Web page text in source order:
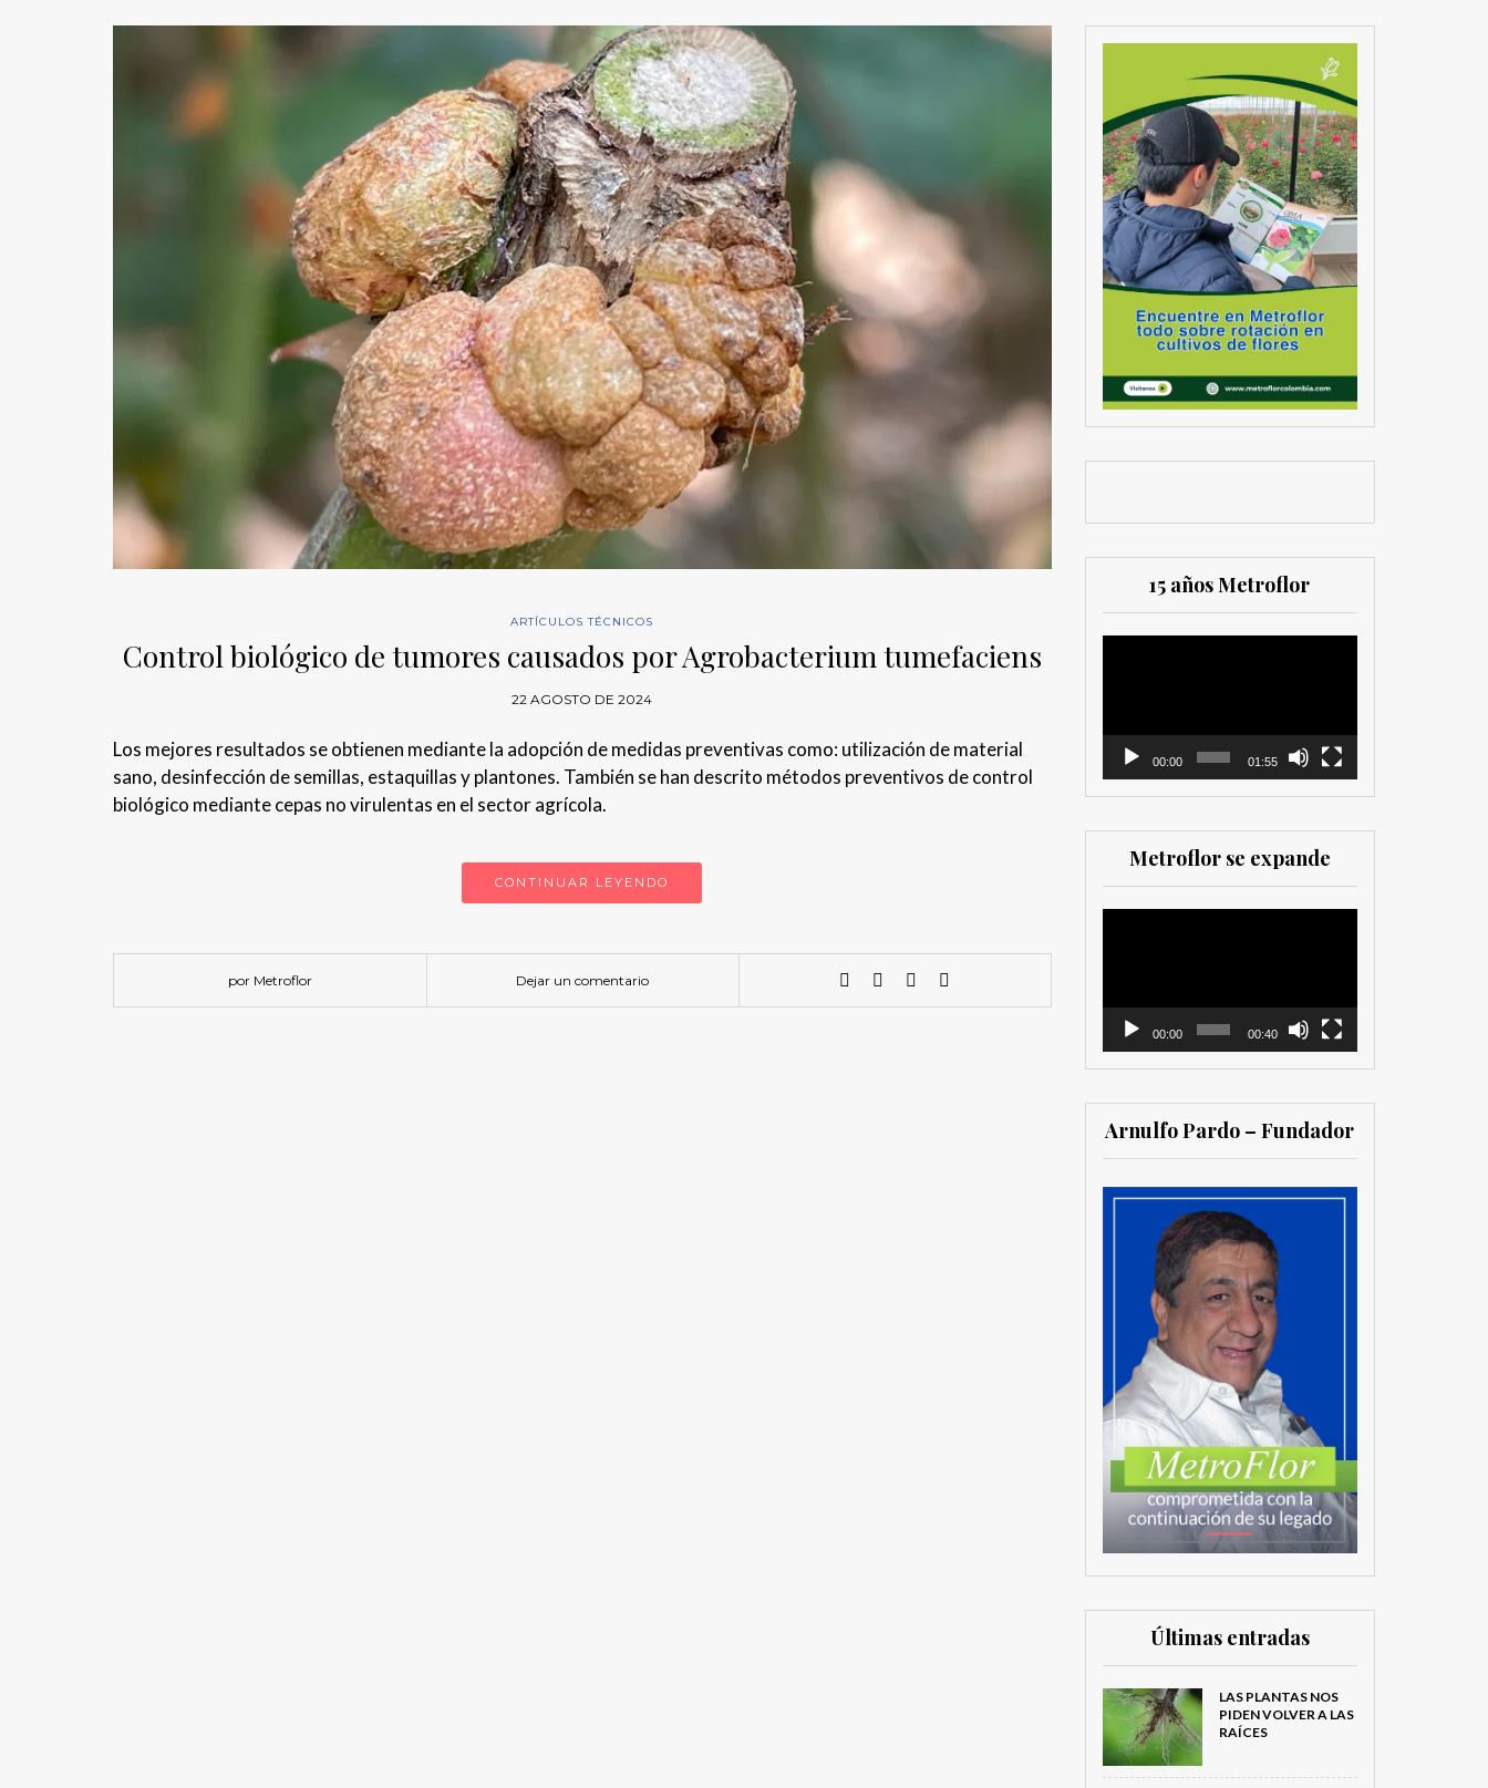
ARTÍCULOS TÉCNICOS
Control biológico de tumores causados por Agrobacterium tumefaciens
22 AGOSTO DE 2024
Los mejores resultados se obtienen mediante la adopción de medidas preventivas como: utilización de material
sano, desinfección de semillas, estaquillas y plantones. También se han descrito métodos preventivos de control
biológico mediante cepas no virulentas en el sector agrícola.
CONTINUAR LEYENDO
por Metroflor Dejar un comentario
15 años Metroflor
00:00 01:55
Metroflor se expande
00:00 00:40
Arnulfo Pardo – Fundador
Últimas entradas
LAS PLANTAS NOS
PIDEN VOLVER A LAS
RAÍCES